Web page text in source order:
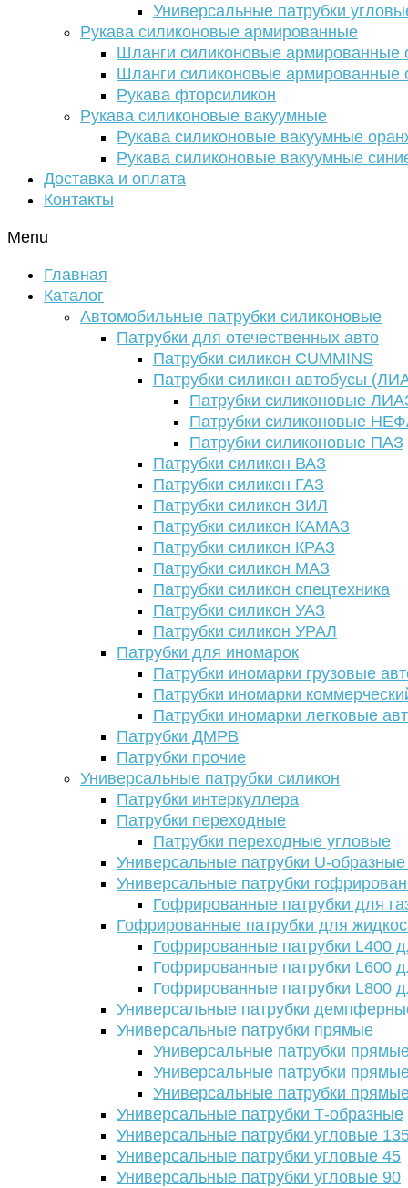
Универсальные патрубки
Рукава силиконовые армированные
Шланги силиконовые армированные
Шланги силиконовые армированные
Рукава фторсиликон
Рукава силиконовые вакуумные
Рукава силиконовые вакуумные
Рукава силиконовые вакуумные
Доставка и оплата
Контакты
Menu
Главная
Каталог
Автомобильные патрубки силиконовые
Патрубки для отечественных авто
Патрубки силикон CUMMINS
Патрубки силикон автобусы
Патрубки силиконовые
Патрубки силиконовые
Патрубки силиконовые ПАЗ
Патрубки силикон ВАЗ
Патрубки силикон ГАЗ
Патрубки силикон ЗИЛ
Патрубки силикон КАМАЗ
Патрубки силикон КРАЗ
Патрубки силикон МАЗ
Патрубки силикон спецтехника
Патрубки силикон УАЗ
Патрубки силикон УРАЛ
Патрубки для иномарок
Патрубки иномарки грузовые
Патрубки иномарки
Патрубки иномарки легковые
Патрубки ДМРВ
Патрубки прочие
Универсальные патрубки силикон
Патрубки интеркуллера
Патрубки переходные
Патрубки переходные угловые
Универсальные патрубки U-
Универсальные патрубки
Гофрированные патрубки для
Гофрированные патрубки для
Гофрированные патрубки L400
Гофрированные патрубки L600
Гофрированные патрубки L800
Универсальные патрубки
Универсальные патрубки прямые
Универсальные патрубки
Универсальные патрубки
Универсальные патрубки
Универсальные патрубки Т-образные
Универсальные патрубки угловые
Универсальные патрубки угловые 45
Универсальные патрубки угловые 90